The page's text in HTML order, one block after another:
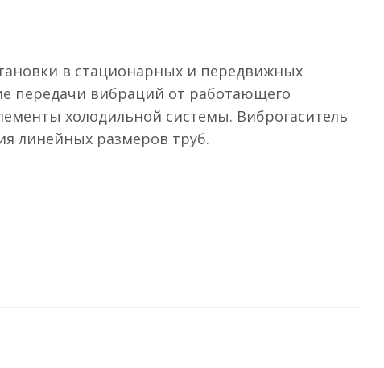
в стационарных и передвижных
передачи вибраций от работающего
холодильной системы. Виброгаситель
линейных размеров труб.